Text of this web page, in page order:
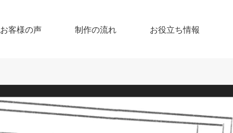
お客様の声 制作の流れ お役立ち情報